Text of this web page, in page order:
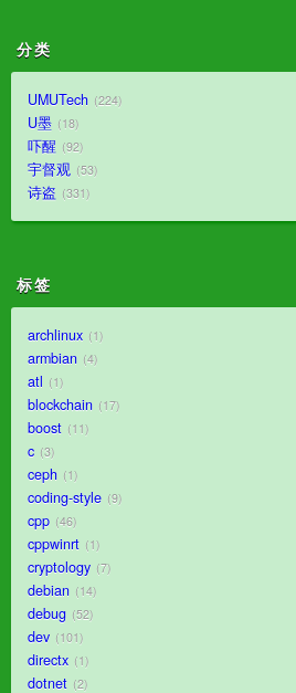
分类
UMUTech 224
U墨 18
吓醒 92
宇督观 53
诗盗 331
标签
archlinux 1
armbian 4
atl 1
blockchain 17
boost 11
c 3
ceph 1
coding-style 9
cpp 46
cppwinrt 1
cryptology 7
debian 14
debug 52
dev 101
directx 1
dotnet 2